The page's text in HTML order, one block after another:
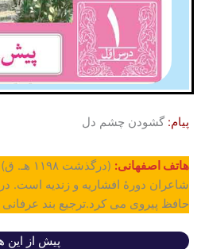
پیام: گشودن چشم دل
هاتف اصفهانی:
شاعران دورۀ افشاریه و زندیه است.
حافظ پیروی می کرد.ترجیع بند
پیش از این